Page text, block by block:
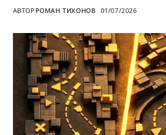
АВТОР РОМАН ТИХОНОВ 01/07/2026